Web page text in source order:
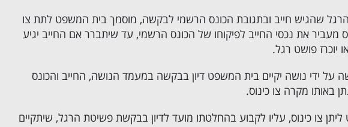
שהגיש חייב ובתגובת הכונס הרשמי לבקשה, מוסמך בית המשפט לתת צו
מעביר את נכסי החייב לפיקוחו של הכונס הרשמי, עד שיתברר אם החייב יגיע
יוכרז פושט רגל.
ידי נושה יקיים בית המשפט דיון בבקשה במעמד הנושה, החייב והכונס
באותו מקרה צו כינוס.
צו כינוס, עליו לקבוע בהחלטתו מועד לדיון בבקשת פשיטת הרגל, שיתקיים